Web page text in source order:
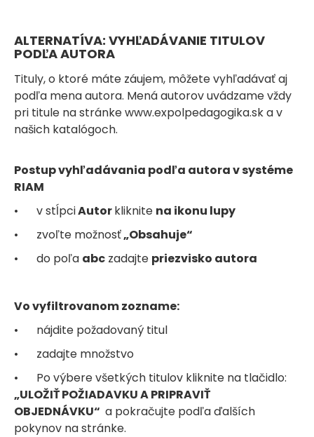
ALTERNATÍVA: VYHĽADÁVANIE TITULOV
PODĽA AUTORA
Tituly, o ktoré máte záujem, môžete vyhľadávať aj
podľa mena autora. Mená autorov uvádzame vždy
pri titule na stránke www.expolpedagogika.sk a v
našich katalógoch.
Postup vyhľadávania podľa autora v systéme
RIAM
•
v stĺpciAutorkliknite na ikonu lupy
•
zvoľte možnosť„Obsahuje“
•
do poľa abc zadajte priezvisko autora
Vo vyfiltrovanom zozname:
•
nájdite požadovaný titul
•
zadajte množstvo
•
Po výbere všetkých titulov kliknite na tlačidlo:
„ULOŽIŤ POŽIADAVKU A PRIPRAVIŤ
OBJEDNÁVKU“ a pokračujte podľa ďalších
pokynov na stránke.